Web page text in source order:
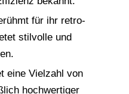
für ihr retro-
stilvolle und
eine Vielzahl von
hochwertiger